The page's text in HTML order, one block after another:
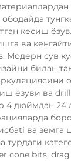
кесиш
ва
Модерн сув
билан
ёзуви ва
4 дюймдан 24
ва земга
турдаги
cone bits,